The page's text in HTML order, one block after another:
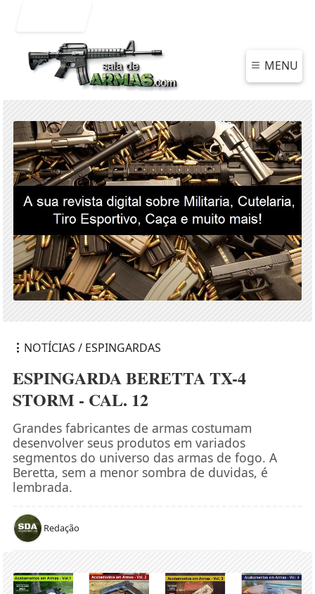
MENU
NOTÍCIAS / ESPINGARDAS
ESPINGARDA BERETTA TX-4
STORM - CAL. 12
Grandes fabricantes de armas costumam
desenvolver seus produtos em variados
segmentos do universo das armas de fogo. A
Beretta, sem a menor sombra de duvidas, é
lembrada.
Redação